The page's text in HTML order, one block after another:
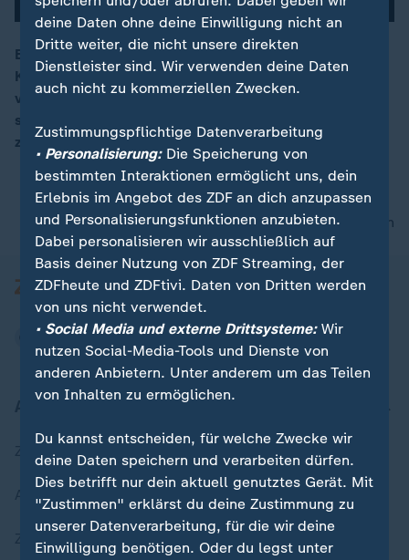
Brasiliens Ex-Präsident Lula da Silva ist wegen
Korruption zu einer Haftstrafe von neuneinhalb Jahren
verurteilt worden. Dem 71-Jährigen wird vorgeworfen,
sich von einer Baufirma eine Wohnung renoviert haben
zu lassen.
nach oben
Zuletzt veröffentlicht
Aktuelle Sendungs-Videos
ZDFheute Stories
deine Daten ohne deine Einwilligung nicht an
Dritte weiter, die nicht unsere direkten
Dienstleister sind. Wir verwenden deine Daten
auch nicht zu kommerziellen Zwecken.
Zustimmungspflichtige Datenverarbeitung
• Personalisierung:Die Speicherung von
bestimmten Interaktionen ermöglicht uns, dein
Erlebnis im Angebot des ZDF an dich anzupassen
und Personalisierungsfunktionen anzubieten.
Dabei personalisieren wir ausschließlich auf
Basis deiner Nutzung von ZDF Streaming, der
ZDFheute und ZDFtivi. Daten von Dritten werden
von uns nicht verwendet.
• Social Media und externe Drittsysteme:Wir
nutzen Social-Media-Tools und Dienste von
anderen Anbietern. Unter anderem um das Teilen
von Inhalten zu ermöglichen.
Du kannst entscheiden, für welche Zwecke wir
deine Daten speichern und verarbeiten dürfen.
Dies betrifft nur dein aktuell genutztes Gerät. Mit
"Zustimmen" erklärst du deine Zustimmung zu
unserer Datenverarbeitung, für die wir deine
Einwilligung benötigen. Oder du legst unter